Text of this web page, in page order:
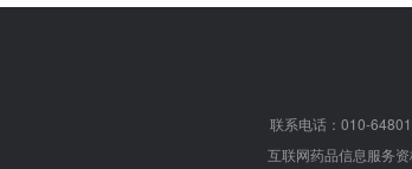
联系电话：010-
互联网药品信息服务